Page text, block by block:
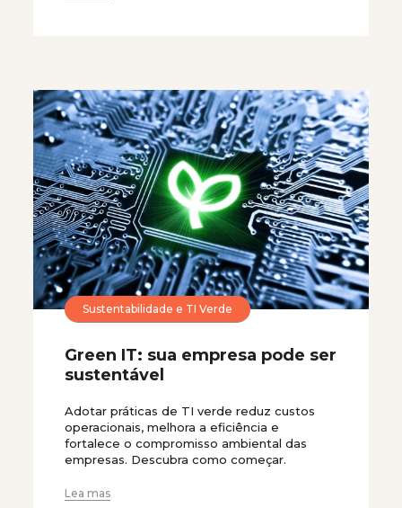
Sustentabilidade e TI Verde
Green IT: sua empresa pode ser
sustentável
Adotar práticas de TI verde reduz custos
operacionais, melhora a eficiência e
fortalece o compromisso ambiental das
empresas. Descubra como começar.
Lea mas